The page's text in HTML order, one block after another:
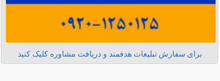
برای سفارش تبلیغات هدفمند و دریافت مشاوره کلیک کنید